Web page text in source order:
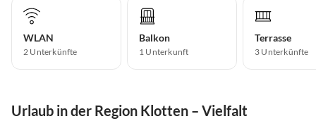
WLAN
2 Unterkünfte
Balkon
1 Unterkunft
Terrasse
3 Unterkünfte
Urlaub in der Region Klotten – Vielfalt